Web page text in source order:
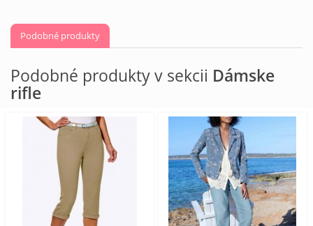
Podobné produkty
Podobné produkty v sekcii Dámske
rifle